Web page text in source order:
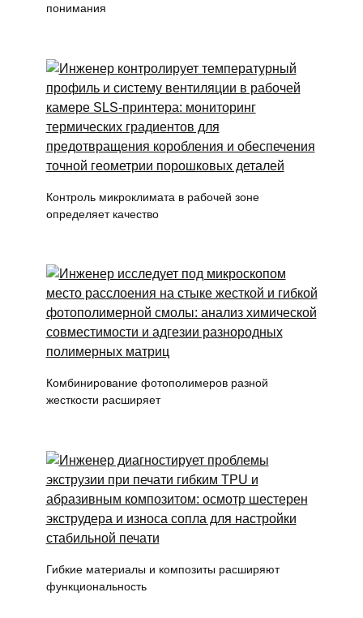
понимания
Контроль микроклимата в рабочей зоне
определяет качество
Комбинирование фотополимеров разной
жесткости расширяет
Гибкие материалы и композиты расширяют
функциональность